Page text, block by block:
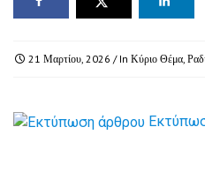
21 Μαρτίου, 2026 / In Κύριο Θέμα